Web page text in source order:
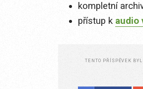
kompletní
přístup k audio
TENTO PŘÍSPĚVEK